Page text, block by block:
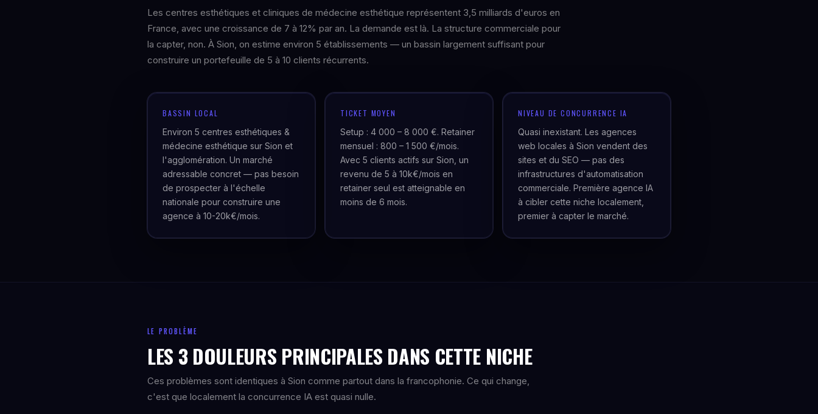
Les centres esthétiques et cliniques de médecine esthétique représentent 3,5 milliards d'euros en
France, avec une croissance de 7 à 12% par an. La demande est là. La structure commerciale pour
la capter, non. À Sion, on estime environ 5 établissements — un bassin largement suffisant pour
construire un portefeuille de 5 à 10 clients récurrents.
BASSIN LOCAL
Environ 5 centres esthétiques &
médecine esthétique sur Sion et
l'agglomération. Un marché
adressable concret — pas besoin
de prospecter à l'échelle
nationale pour construire une
agence à 10-20k€/mois.
TICKET MOYEN
Setup : 4 000 – 8 000 €. Retainer
mensuel : 800 – 1 500 €/mois.
Avec 5 clients actifs sur Sion, un
revenu de 5 à 10k€/mois en
retainer seul est atteignable en
moins de 6 mois.
NIVEAU DE CONCURRENCE IA
Quasi inexistant. Les agences
web locales à Sion vendent des
sites et du SEO — pas des
infrastructures d'automatisation
commerciale. Première agence IA
à cibler cette niche localement,
premier à capter le marché.
LE PROBLÈME
LES 3 DOULEURS PRINCIPALES DANS CETTE NICHE
Ces problèmes sont identiques à Sion comme partout dans la francophonie. Ce qui change,
c'est que localement la concurrence IA est quasi nulle.